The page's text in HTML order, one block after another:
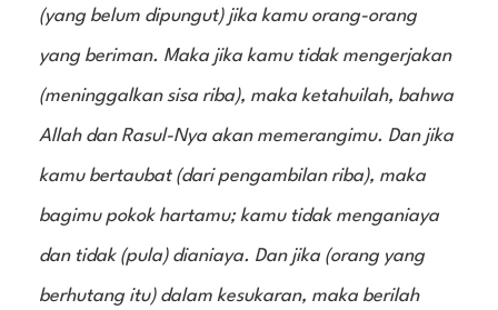
(yang belum dipungut) jika kamu orang-orang
yang beriman. Maka jika kamu tidak mengerjakan
(meninggalkan sisa riba), maka ketahuilah, bahwa
Allah dan Rasul-Nya akan memerangimu. Dan jika
kamu bertaubat (dari pengambilan riba), maka
bagimu pokok hartamu; kamu tidak menganiaya
dan tidak (pula) dianiaya. Dan jika (orang yang
berhutang itu) dalam kesukaran, maka berilah